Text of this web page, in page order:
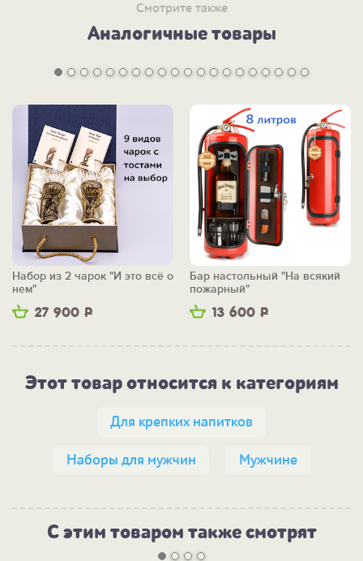
Смотрите также
Аналогичные товары
27 900 Р
Набор из 2 чарок "И это всё о
нем"
13 600 Р
Бар настольный "На всякий
пожарный"
Этот товар относится к категориям
Для крепких напитков
Наборы для мужчин Мужчине
С этим товаром также смотрят